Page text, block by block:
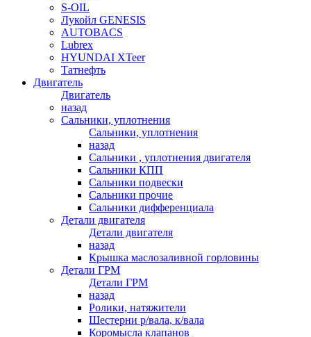
S-OIL
Лукойл GENESIS
AUTOBACS
Lubrex
HYUNDAI XTeer
Татнефть
Двигатель
Двигатель
назад
Сальники, уплотнения
Сальники, уплотнения
назад
Сальники , уплотнения двигателя
Сальники КПП
Сальники подвески
Сальники прочие
Сальники дифференциала
Детали двигателя
Детали двигателя
назад
Крышка маслозаливной горловины
Детали ГРМ
Детали ГРМ
назад
Ролики, натяжители
Шестерни р/вала, к/вала
Коромысла клапанов